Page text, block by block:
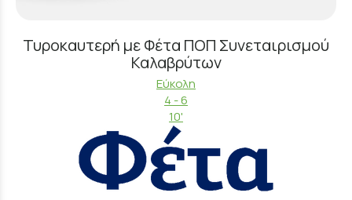
Τυροκαυτερή με Φέτα ΠΟΠ Συνεταιρισμού
Καλαβρύτων
Εύκολη
4 - 6
10'